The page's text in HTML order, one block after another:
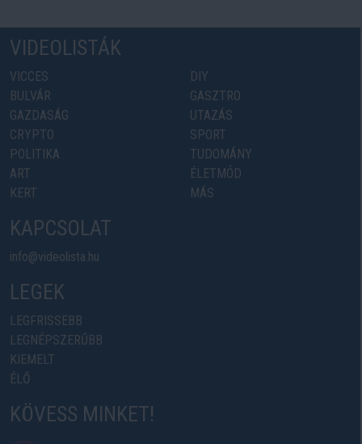
VIDEOLISTÁK
VICCES
BULVÁR
GAZDASÁG
CRYPTO
POLITIKA
ART
KERT
DIY
GASZTRO
UTAZÁS
SPORT
TUDOMÁNY
ÉLETMÓD
MÁS
KAPCSOLAT
info@videolista.hu
LEGEK
LEGFRISSEBB
LEGNÉPSZERŰBB
KIEMELT
ÉLŐ
KÖVESS MINKET!